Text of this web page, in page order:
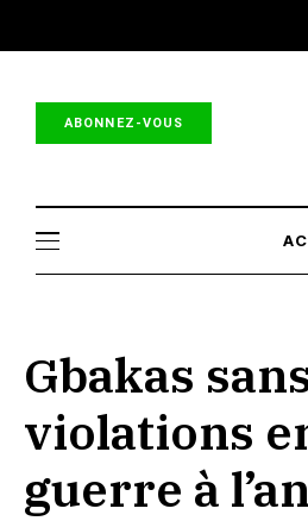
ABONNEZ-VOUS
Gbakas
violations
guerre à